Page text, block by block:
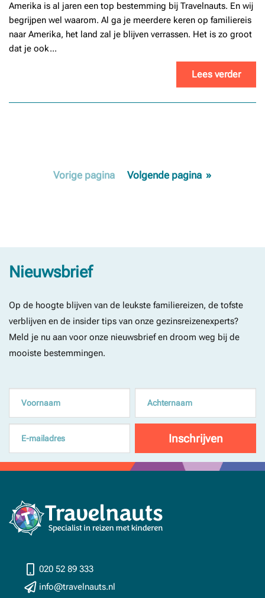
Amerika is al jaren een top bestemming bij Travelnauts. En wij
begrijpen wel waarom. Al ga je meerdere keren op familiereis
naar Amerika, het land zal je blijven verrassen. Het is zo groot
dat je ook...
Lees verder
Vorige pagina Volgende pagina
Nieuwsbrief
Op de hoogte blijven van de leukste familiereizen, de tofste
verblijven en de insider tips van onze gezinsreizenexperts?
Meld je nu aan voor onze nieuwsbrief en droom weg bij de
mooiste bestemmingen.
020 52 89 333
info@travelnauts.nl